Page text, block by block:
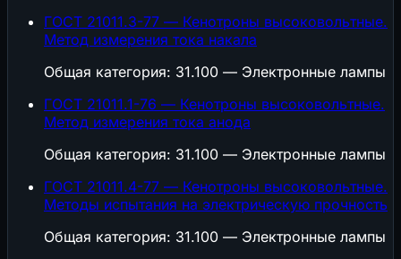
ГОСТ 21011.3-77 — Кенотроны высоковольтные.
Метод измерения тока накала
Общая категория: 31.100 — Электронные лампы
ГОСТ 21011.1-76 — Кенотроны высоковольтные.
Метод измерения тока анода
Общая категория: 31.100 — Электронные лампы
ГОСТ 21011.4-77 — Кенотроны высоковольтные.
Методы испытания на электрическую прочность
Общая категория: 31.100 — Электронные лампы